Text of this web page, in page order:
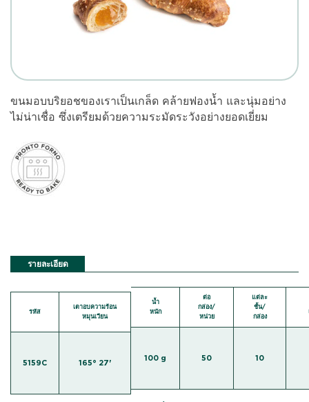
ขนมอบบริยอชของเราเป็นเกล็ด คล้ายฟองน้ำ และนุ่มอย่าง
ไม่น่าเชื่อ ซึ่งเตรียมด้วยความระมัดระวังอย่างยอดเยี่ยม
รายละเอียด
รหัส
เตาอบความร้อน
หมุนเวียน
5159C 165° 27'
น้ำ
หนัก
ต่อ
กล่อง/
หน่วย
แต่ละ
ชั้น/
กล่อง
100 g 50 10